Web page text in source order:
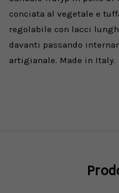
conciata al vegetale e
regolabile con lacci
davanti passando
artigianale. Made in Italy.